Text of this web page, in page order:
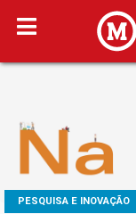
PESQUISA E INOVAÇÃO